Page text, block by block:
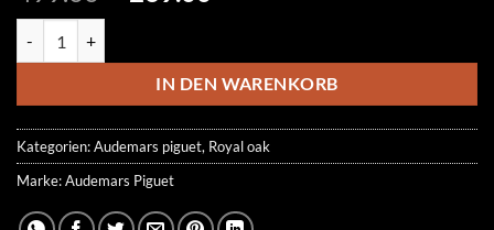
499.00 €269.00 €.
IN DEN WARENKORB
Kategorien:Audemars piguet, Royal oak
Marke:Audemars Piguet